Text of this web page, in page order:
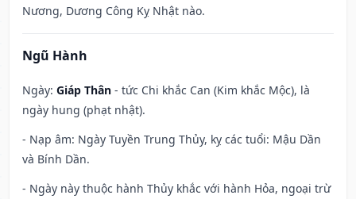
Nương, Dương Công Kỵ Nhật nào.
Ngũ Hành
Ngày: Giáp Thân - tức Chi khắc Can (Kim khắc Mộc), là
ngày hung (phạt nhật).
- Nạp âm: Ngày Tuyền Trung Thủy, kỵ các tuổi: Mậu Dần
và Bính Dần.
- Ngày này thuộc hành Thủy khắc với hành Hỏa, ngoại trừ